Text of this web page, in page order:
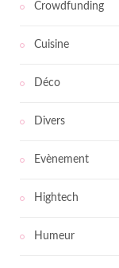
Crowdfunding
Cuisine
Déco
Divers
Evènement
Hightech
Humeur